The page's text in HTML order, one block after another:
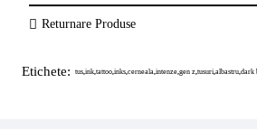
Returnare Produse
Etichete: tus,ink,tattoo,inks,cerneala,intenze,gen z,tusuri,albastru,dark